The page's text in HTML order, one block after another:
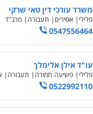
עו"ד ראוף נג'אר
פלילי עורכי דין לענייני אסירים
סמים רכוש
0548009246
דוד אפרים משרד עורכי דין
פלילי צווארון לבן מס הכנסה
0506209859